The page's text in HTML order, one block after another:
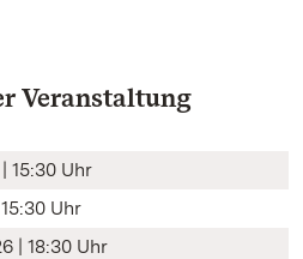
Veranstaltung
15:30 Uhr
Uhr
| 18:30 Uhr